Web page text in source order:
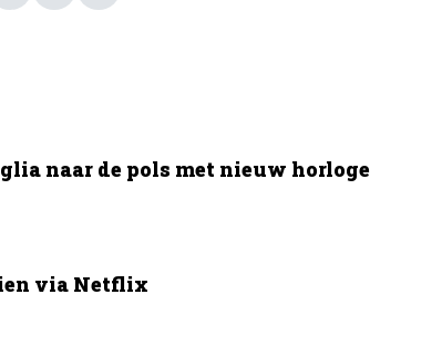
naar de pols met nieuw horloge
via Netflix